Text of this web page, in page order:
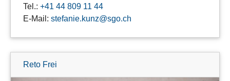
Tel.: +41 44 809 11 44
E-Mail: stefanie.kunz@sgo.ch
Reto Frei